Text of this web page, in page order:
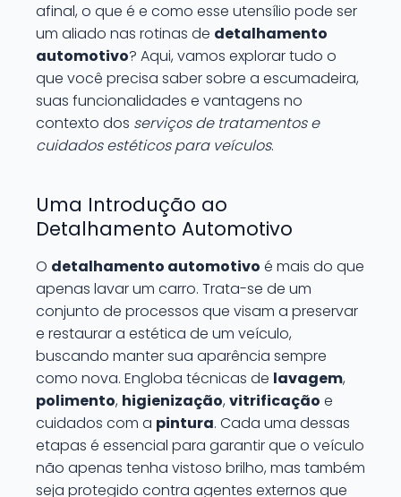
afinal, o que é e como esse utensílio pode ser
um aliado nas rotinas de detalhamento
automotivo? Aqui, vamos explorar tudo o
que você precisa saber sobre a escumadeira,
suas funcionalidades e vantagens no
contexto dos serviços de tratamentos e
cuidados estéticos para veículos.
Uma Introdução ao
Detalhamento Automotivo
O detalhamento automotivo é mais do que
apenas lavar um carro. Trata-se de um
conjunto de processos que visam a preservar
e restaurar a estética de um veículo,
buscando manter sua aparência sempre
como nova. Engloba técnicas de lavagem,
polimento, higienização, vitrificação e
cuidados com a pintura. Cada uma dessas
etapas é essencial para garantir que o veículo
não apenas tenha vistoso brilho, mas também
seja protegido contra agentes externos que